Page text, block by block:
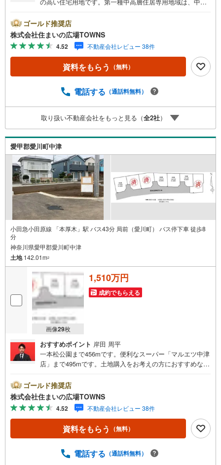
める地域です。イチオシの土地面積138.55平米（公簿）の
土地です。周辺環境も良好なエリアにある売地です。【年
中無休/9:00～21:00】人気物件は特にお問い合わせが集中
するため、お早めにお電話下さい。「室内・現地を見学す
る」ボタンよりご予約頂くとご見学がスムーズです。■その
他、各種ご相談も承っております。○住宅ローンのご相談○
らお客様へ経験豊富なスタッフが親身になってお客様に合
場もございますので、お車でのお越しも大歓迎です！
ゴールド推奨店
株式会社住まいの広場TOWNS
4.52 不動産会社レビュー 38件
資料をもらう （無料）
電話する （通話料無料）
取り扱い不動産会社をもっと見る（全2社）
愛甲郡愛川町中津
小田急小田原線 「本厚木」駅 バス43分 局前（愛川町） バス停下車 徒歩8
分
神奈川県愛甲郡愛川町中津
土地142.01m2
画像29枚
1,510万円
成約でもらえる
おすすめポイント 岸田 周平
一本松公園まで456mです。便利なスーパー「マルエツ中津
店」まで495mです。土地購入をお考えの方におすすめなの
で住みやすくニーズの高いエリアにあります。第一種中高
層住居専用地域は、住むことを目的とした地域なので、住
みやすい環境です。イチオシの土地面積142.01平米（公
簿）の土地です。【年中無休/9:00～21:00】人気物件は特
にお問い合わせが集中するため、お早めにお電話下さい。
「室内・現地を見学する」ボタンよりご予約頂くとご見学
○住宅ローンのご相談○ライフプランのシミュレーション■
ゴールド推奨店
株式会社住まいの広場TOWNS
4.52 不動産会社レビュー 38件
資料をもらう （無料）
電話する （通話料無料）